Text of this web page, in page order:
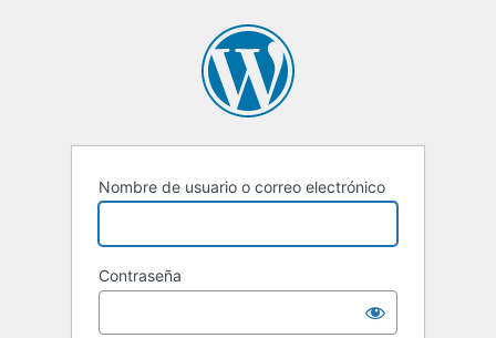
Nombre de usuario o correo electrónico
Contraseña